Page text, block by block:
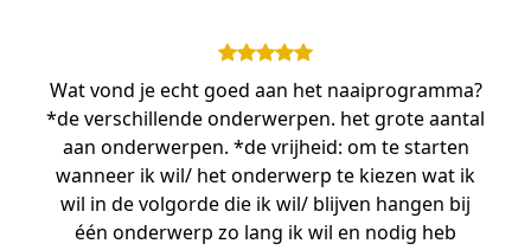
Wat vond je echt goed aan het naaiprogramma?
*de verschillende onderwerpen. het grote aantal
aan onderwerpen. *de vrijheid: om te starten
wanneer ik wil/ het onderwerp te kiezen wat ik
wil in de volgorde die ik wil/ blijven hangen bij
één onderwerp zo lang ik wil en nodig heb